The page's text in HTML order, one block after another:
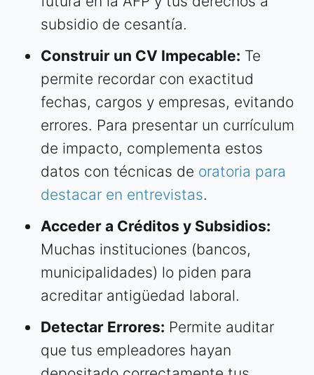
subsidio de cesantía.
Construir un CV Impecable: Te
permite recordar con exactitud
fechas, cargos y empresas, evitando
errores. Para presentar un currículum
de impacto, complementa estos
datos con técnicas de oratoria para
destacar en entrevistas.
Acceder a Créditos y Subsidios:
Muchas instituciones (bancos,
municipalidades) lo piden para
acreditar antigüedad laboral.
Detectar Errores: Permite auditar
que tus empleadores hayan